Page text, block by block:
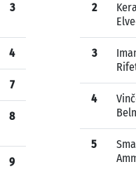
3
4
7
8
9
2
3
4
5